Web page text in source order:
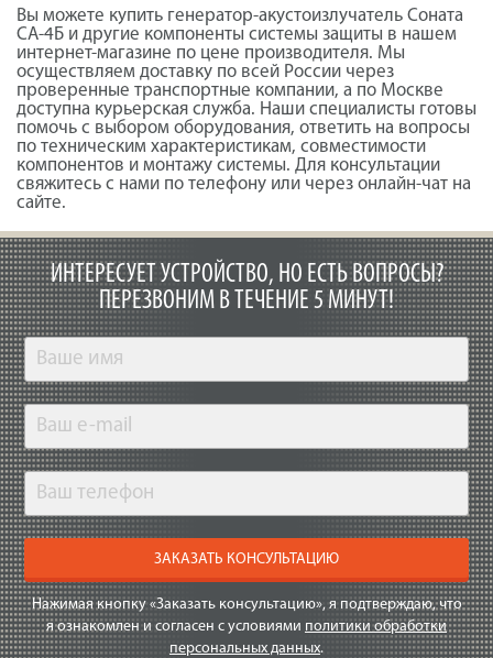
Вы можете купить генератор-акустоизлучатель Соната
СА-4Б и другие компоненты системы защиты в нашем
интернет-магазине по цене производителя. Мы
осуществляем доставку по всей России через
проверенные транспортные компании, а по Москве
доступна курьерская служба. Наши специалисты готовы
помочь с выбором оборудования, ответить на вопросы
по техническим характеристикам, совместимости
компонентов и монтажу системы. Для консультации
свяжитесь с нами по телефону или через онлайн-чат на
сайте.
ИНТЕРЕСУЕТ УСТРОЙСТВО, НО ЕСТЬ ВОПРОСЫ?
ПЕРЕЗВОНИМ В ТЕЧЕНИЕ 5 МИНУТ!
ЗАКАЗАТЬ КОНСУЛЬТАЦИЮ
Нажимая кнопку «Заказать консультацию», я подтверждаю, что
я ознакомлен и согласен с условиями политики обработки
персональных данных.